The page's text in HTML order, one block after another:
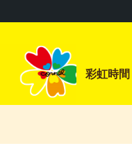
彩虹時間